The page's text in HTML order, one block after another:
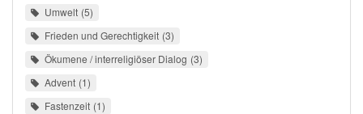
Umwelt 5
Frieden und Gerechtigkeit 3
Ökumene / interreligiöser Dialog 3
Advent 1
Fastenzeit 1